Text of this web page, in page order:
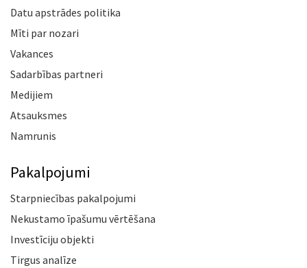
Datu apstrādes politika
Mīti par nozari
Vakances
Sadarbības partneri
Medijiem
Atsauksmes
Namrunis
Pakalpojumi
Starpniecības pakalpojumi
Nekustamo īpašumu vērtēšana
Investīciju objekti
Tirgus analīze